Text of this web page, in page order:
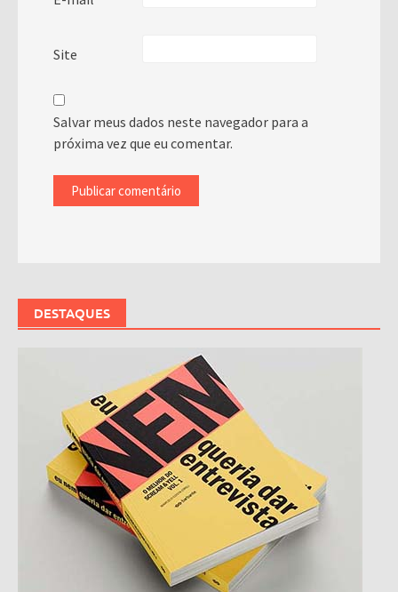
Site
Salvar meus dados neste navegador para a
próxima vez que eu comentar.
DESTAQUES